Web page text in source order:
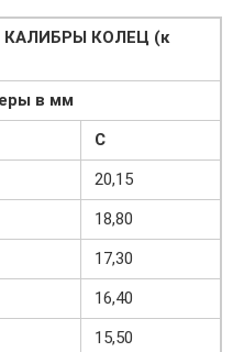
КАЛИБРЫ КОЛЕЦ (к
в мм
C
20,15
18,80
17,30
16,40
15,50